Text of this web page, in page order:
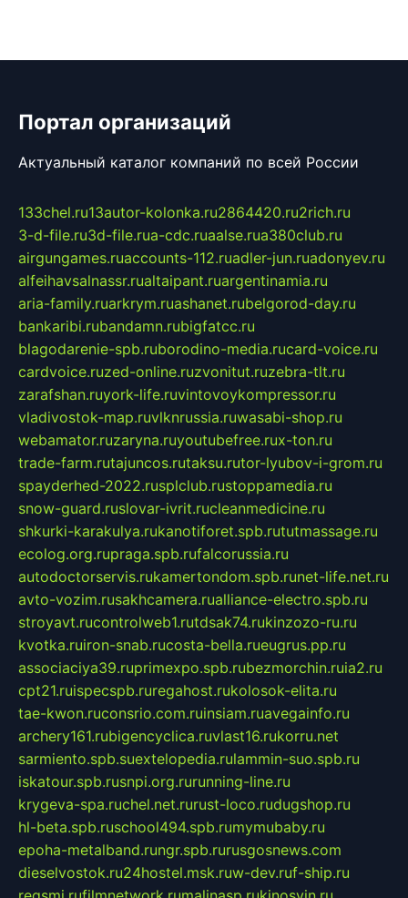
Портал организаций
Актуальный каталог компаний по всей России
133chel.ru13autor-kolonka.ru2864420.ru2rich.ru
3-d-file.ru3d-file.rua-cdc.ruaalse.rua380club.ru
airgungames.ruaccounts-112.ruadler-jun.ruadonyev.ru
alfeihavsalnassr.rualtaipant.ruargentinamia.ru
aria-family.ruarkrym.ruashanet.rubelgorod-day.ru
bankaribi.rubandamn.rubigfatcc.ru
blagodarenie-spb.ruborodino-media.rucard-voice.ru
cardvoice.ruzed-online.ruzvonitut.ruzebra-tlt.ru
zarafshan.ruyork-life.ruvintovoykompressor.ru
vladivostok-map.ruvlknrussia.ruwasabi-shop.ru
webamator.ruzaryna.ruyoutubefree.rux-ton.ru
trade-farm.rutajuncos.rutaksu.rutor-lyubov-i-grom.ru
spayderhed-2022.rusplclub.rustoppamedia.ru
snow-guard.ruslovar-ivrit.rucleanmedicine.ru
shkurki-karakulya.rukanotiforet.spb.rututmassage.ru
ecolog.org.rupraga.spb.rufalcorussia.ru
autodoctorservis.rukamertondom.spb.runet-life.net.ru
avto-vozim.rusakhcamera.rualliance-electro.spb.ru
stroyavt.rucontrolweb1.rutdsak74.rukinzozo-ru.ru
kvotka.ruiron-snab.rucosta-bella.rueugrus.pp.ru
associaciya39.ruprimexpo.spb.rubezmorchin.ruia2.ru
cpt21.ruispecspb.ruregahost.rukolosok-elita.ru
tae-kwon.ruconsrio.com.ruinsiam.ruavegainfo.ru
archery161.rubigencyclica.ruvlast16.rukorru.net
sarmiento.spb.suextelopedia.rulammin-suo.spb.ru
iskatour.spb.rusnpi.org.rurunning-line.ru
krygeva-spa.ruchel.net.rurust-loco.rudugshop.ru
hl-beta.spb.ruschool494.spb.rumymubaby.ru
epoha-metalband.rungr.spb.rurusgosnews.com
dieselvostok.ru24hostel.msk.ruw-dev.ruf-ship.ru